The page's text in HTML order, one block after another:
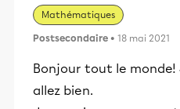
Mathématiques
Postsecondaire • 18 mai 2021
Bonjour tout le monde!
allez bien.